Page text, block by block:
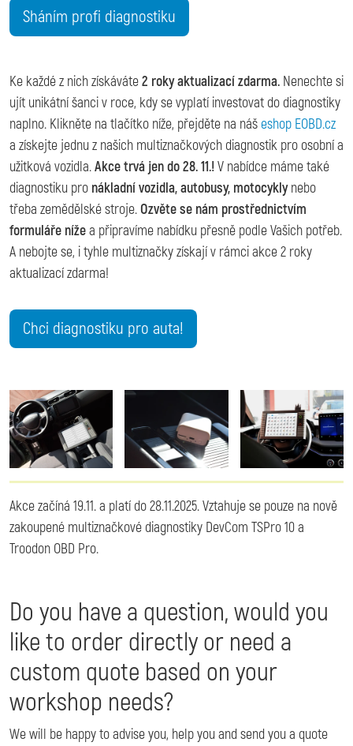
Sháním profi diagnostiku
Ke každé z nich získáváte2 roky aktualizací zdarma. Nenechte si
ujít unikátní šanci v roce, kdy se vyplatí investovat do diagnostiky
naplno. Klikněte na tlačítko níže, přejděte na náš eshop EOBD.cz
a získejte jednu z našich multiznačkových diagnostik pro osobní a
užitková vozidla.Akce trvá jen do 28. 11.!V nabídce máme také
diagnostiku pro nákladní vozidla, autobusy, motocyklynebo
třeba zemědělské stroje. Ozvěte se nám prostřednictvím
formuláře nížea připravíme nabídku přesně podle Vašich potřeb.
A nebojte se, i tyhle multiznačky získají v rámci akce 2 roky
aktualizací zdarma!
Chci diagnostiku pro auta!
Image Image Image
Akce začíná 19.11. a platí do 28.11.2025. Vztahuje se pouze na nově
zakoupené multiznačkové diagnostiky DevCom TSPro 10 a
Troodon OBD Pro.
Do you have a question, would you
like to order directly or need a
custom quote based on your
workshop needs?
We will be happy to advise you, help you and send you a quote